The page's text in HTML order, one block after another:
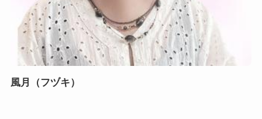
風月（フヅキ）